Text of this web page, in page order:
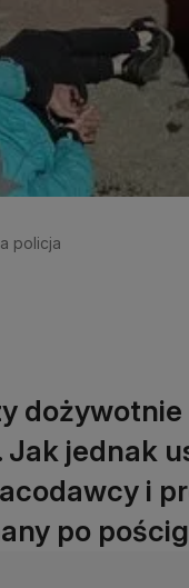
policja
jednak
i
po